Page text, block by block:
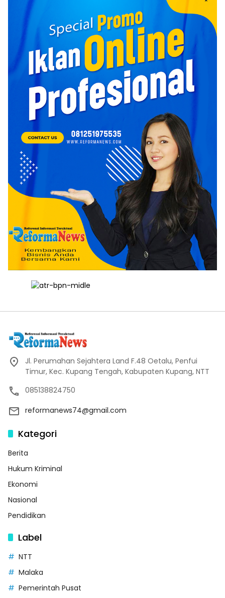
Jl. Perumahan Sejahtera Land F.48 Oetalu, Penfui
Timur, Kec. Kupang Tengah, Kabupaten Kupang, NTT
085138824750
reformanews74@gmail.com
Kategori
Berita
Hukum Kriminal
Ekonomi
Nasional
Pendidikan
Label
NTT
Malaka
Pemerintah Pusat